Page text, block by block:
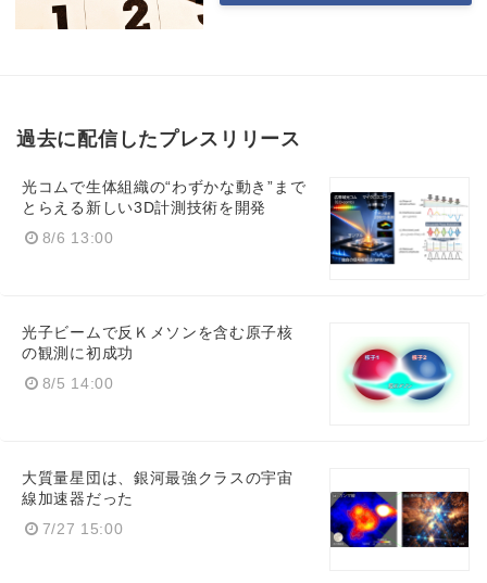
過去に配信したプレスリリース
光コムで生体組織の“わずかな動き”まで
とらえる新しい3D計測技術を開発
8/6 13:00
光子ビームで反Ｋメソンを含む原子核
の観測に初成功
8/5 14:00
大質量星団は、銀河最強クラスの宇宙
線加速器だった
7/27 15:00